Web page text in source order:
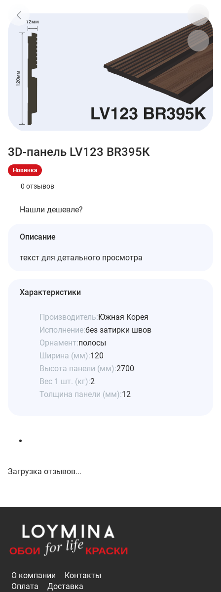
3D-панель LV123 BR395К
Новинка
0 отзывов
Нашли дешевле?
Описание
текст для детального просмотра
Характеристики
Производитель:Южная Корея
Исполнение:без затирки швов
Орнамент:полосы
Ширина (мм):120
Высота панели (мм):2700
Вес 1 шт. (кг):2
Толщина панели (мм):12
Загрузка отзывов...
О компании
Контакты
Оплата
Доставка